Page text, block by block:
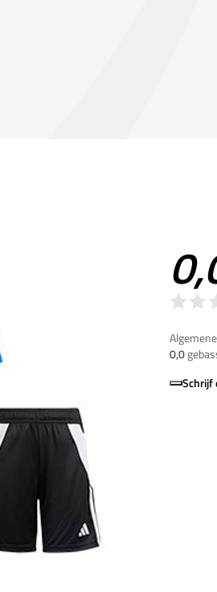
0,0
Schrijf